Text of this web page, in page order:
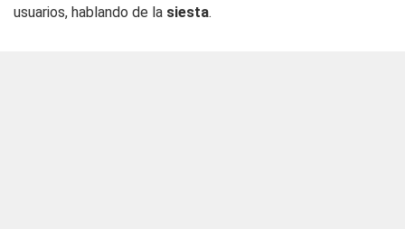
usuarios, hablando de la siesta.